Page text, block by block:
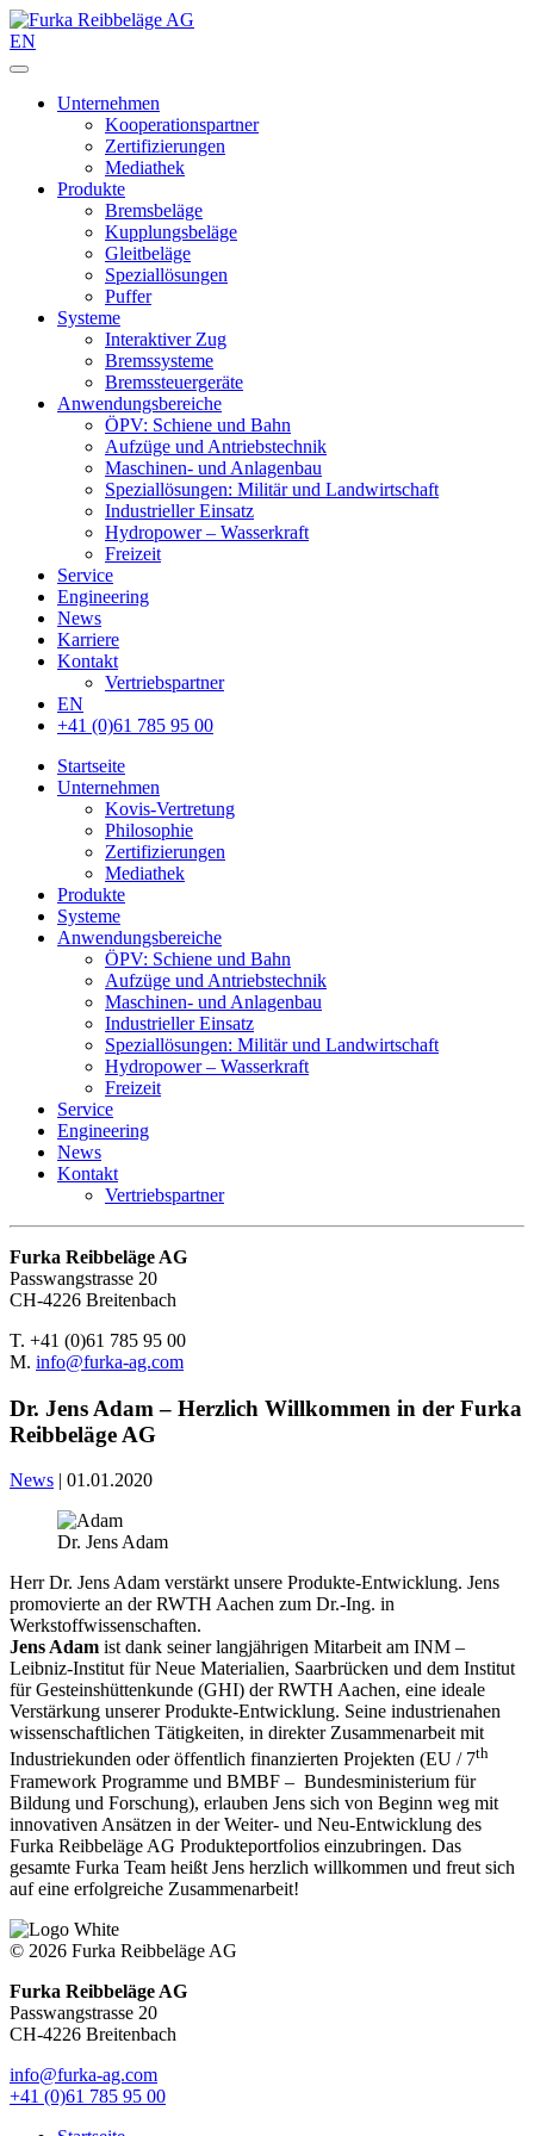
EN
Unternehmen
Kooperationspartner
Zertifizierungen
Mediathek
Produkte
Bremsbeläge
Kupplungsbeläge
Gleitbeläge
Speziallösungen
Puffer
Systeme
Interaktiver Zug
Bremssysteme
Bremssteuergeräte
Anwendungsbereiche
ÖPV: Schiene und Bahn
Aufzüge und Antriebstechnik
Maschinen- und Anlagenbau
Speziallösungen: Militär und Landwirtschaft
Industrieller Einsatz
Hydropower – Wasserkraft
Freizeit
Service
Engineering
News
Karriere
Kontakt
Vertriebspartner
EN
+41 (0)61 785 95 00
Startseite
Unternehmen
Kovis-Vertretung
Philosophie
Zertifizierungen
Mediathek
Produkte
Systeme
Anwendungsbereiche
ÖPV: Schiene und Bahn
Aufzüge und Antriebstechnik
Maschinen- und Anlagenbau
Industrieller Einsatz
Speziallösungen: Militär und Landwirtschaft
Hydropower – Wasserkraft
Freizeit
Service
Engineering
News
Kontakt
Vertriebspartner
Furka Reibbeläge AG
Passwangstrasse 20
CH-4226 Breitenbach
T. +41 (0)61 785 95 00
M. info@furka-ag.com
Dr. Jens Adam – Herzlich Willkommen in der Furka
Reibbeläge AG
News | 01.01.2020
Dr. Jens Adam
Herr Dr. Jens Adam verstärkt unsere Produkte-Entwicklung. Jens
promovierte an der RWTH Aachen zum Dr.-Ing. in
Werkstoffwissenschaften.
Jens Adam ist dank seiner langjährigen Mitarbeit am INM –
Leibniz-Institut für Neue Materialien, Saarbrücken und dem Institut
für Gesteinshüttenkunde (GHI) der RWTH Aachen, eine ideale
Verstärkung unserer Produkte-Entwicklung. Seine industrienahen
wissenschaftlichen Tätigkeiten, in direkter Zusammenarbeit mit
Industriekunden oder öffentlich finanzierten Projekten (EU / 7th
Framework Programme und BMBF – Bundesministerium für
Bildung und Forschung), erlauben Jens sich von Beginn weg mit
innovativen Ansätzen in der Weiter- und Neu-Entwicklung des
Furka Reibbeläge AG Produkteportfolios einzubringen. Das
gesamte Furka Team heißt Jens herzlich willkommen und freut sich
auf eine erfolgreiche Zusammenarbeit!
© 2026 Furka Reibbeläge AG
Furka Reibbeläge AG
Passwangstrasse 20
CH-4226 Breitenbach
info@furka-ag.com
+41 (0)61 785 95 00